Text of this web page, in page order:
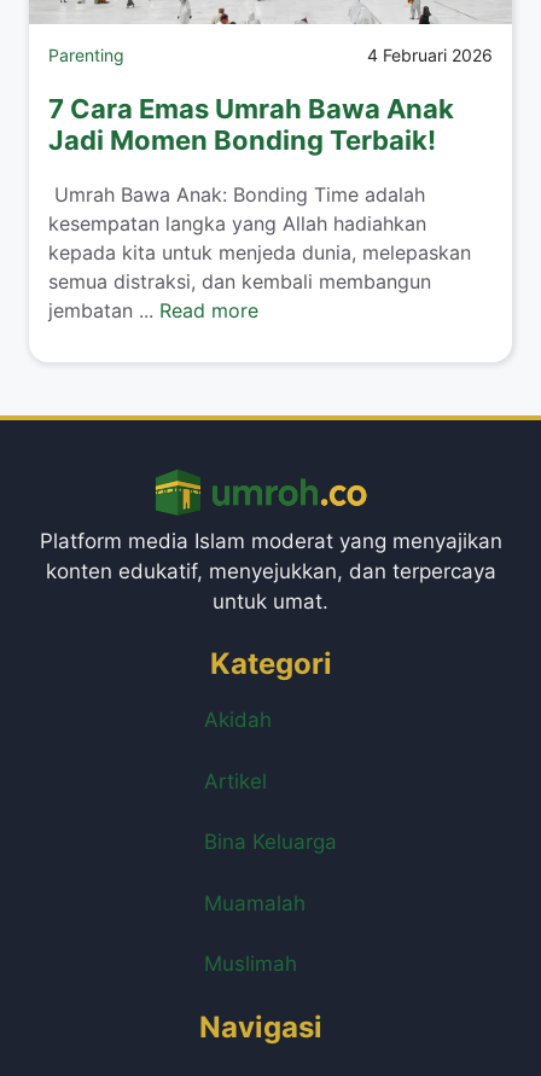
Parenting 4 Februari 2026
7 Cara Emas Umrah Bawa Anak
Jadi Momen Bonding Terbaik!
​ Umrah Bawa Anak: Bonding Time adalah
kesempatan langka yang Allah hadiahkan
kepada kita untuk menjeda dunia, melepaskan
semua distraksi, dan kembali membangun
jembatan ... Read more
Platform media Islam moderat yang menyajikan
konten edukatif, menyejukkan, dan terpercaya
untuk umat.
Kategori
Akidah
Artikel
Bina Keluarga
Muamalah
Muslimah
Navigasi